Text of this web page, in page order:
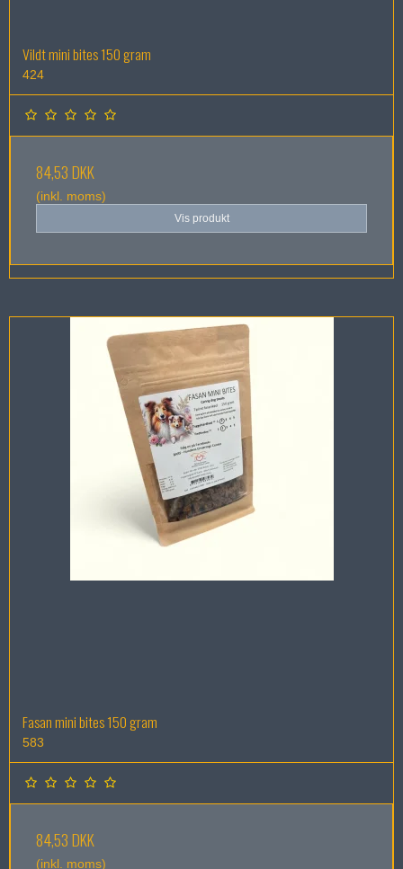
Vildt mini bites 150 gram
424
84,53 DKK
(inkl. moms)
Vis produkt
Fasan mini bites 150 gram
583
84,53 DKK
(inkl. moms)